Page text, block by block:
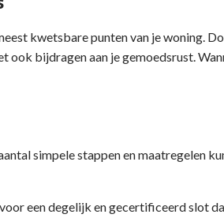
kwetsbare punten van je woning.
ook bijdragen aan je gemoedsrust.
simpele stappen en maatregelen
een degelijk en gecertificeerd slot